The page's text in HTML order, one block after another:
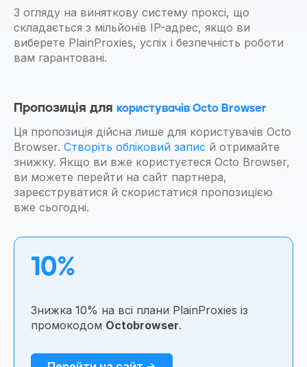
З огляду на виняткову систему проксі, що
складається з мільйонів IP-адрес, якщо ви
виберете PlainProxies, успіх і безпечність роботи
вам гарантовані.
Пропозиція для користувачів Octo Browser
Ця пропозиція дійсна лише для користувачів Octo
Browser. Створіть обліковий запис й отримайте
знижку. Якщо ви вже користуєтеся Octo Browser,
ви можете перейти на сайт партнера,
зареєструватися й скористатися пропозицією
вже сьогодні.
10%
Знижка 10% на всі плани PlainProxies із
промокодом Octobrowser.